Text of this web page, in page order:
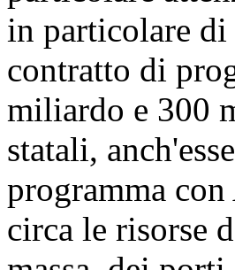
in particolare di
contratto di
miliardo e 300
statali,
programma
circa le risorse